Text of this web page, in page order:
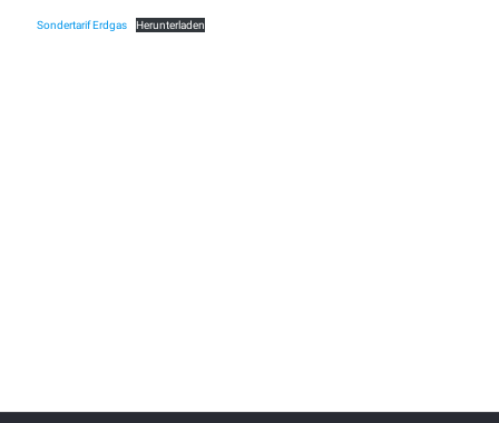
Sondertarif Erdgas Herunterladen